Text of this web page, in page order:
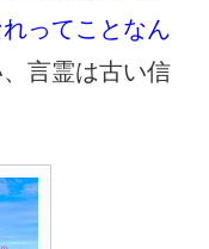
ってことなん
言霊は古い信